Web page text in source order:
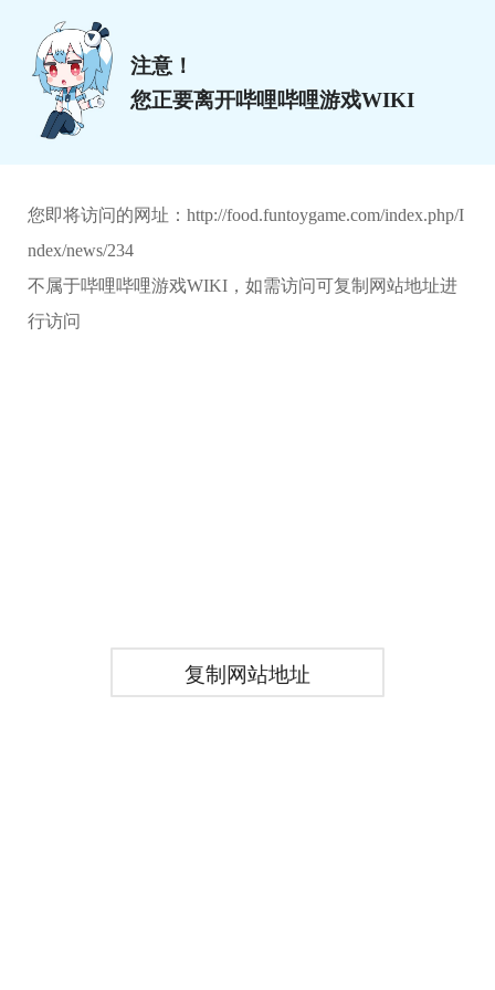
注意！
您正要离开哔哩哔哩游戏WIKI
您即将访问的网址： http://food.funtoygame.com/index.php/I
ndex/news/234
不属于哔哩哔哩游戏WIKI，如需访问可复制网站地址进
行访问
复制网站地址